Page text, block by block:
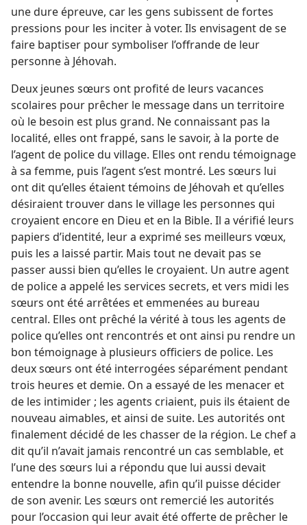
une dure épreuve, car les gens subissent de fortes
pressions pour les inciter à voter. Ils envisagent de se
faire baptiser pour symboliser l’offrande de leur
personne à Jéhovah.
Deux jeunes sœurs ont profité de leurs vacances
scolaires pour prêcher le message dans un territoire
où le besoin est plus grand. Ne connaissant pas la
localité, elles ont frappé, sans le savoir, à la porte de
l’agent de police du village. Elles ont rendu témoignage
à sa femme, puis l’agent s’est montré. Les sœurs lui
ont dit qu’elles étaient témoins de Jéhovah et qu’elles
désiraient trouver dans le village les personnes qui
croyaient encore en Dieu et en la Bible. Il a vérifié leurs
papiers d’identité, leur a exprimé ses meilleurs vœux,
puis les a laissé partir. Mais tout ne devait pas se
passer aussi bien qu’elles le croyaient. Un autre agent
de police a appelé les services secrets, et vers midi les
sœurs ont été arrêtées et emmenées au bureau
central. Elles ont prêché la vérité à tous les agents de
police qu’elles ont rencontrés et ont ainsi pu rendre un
bon témoignage à plusieurs officiers de police. Les
deux sœurs ont été interrogées séparément pendant
trois heures et demie. On a essayé de les menacer et
de les intimider ; les agents criaient, puis ils étaient de
nouveau aimables, et ainsi de suite. Les autorités ont
finalement décidé de les chasser de la région. Le chef a
dit qu’il n’avait jamais rencontré un cas semblable, et
l’une des sœurs lui a répondu que lui aussi devait
entendre la bonne nouvelle, afin qu’il puisse décider
de son avenir. Les sœurs ont remercié les autorités
pour l’occasion qui leur avait été offerte de prêcher le